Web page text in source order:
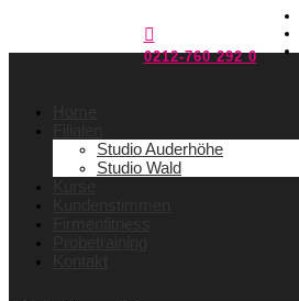

0212-760 292 0
Studio Auderhöhe
Studio Wald